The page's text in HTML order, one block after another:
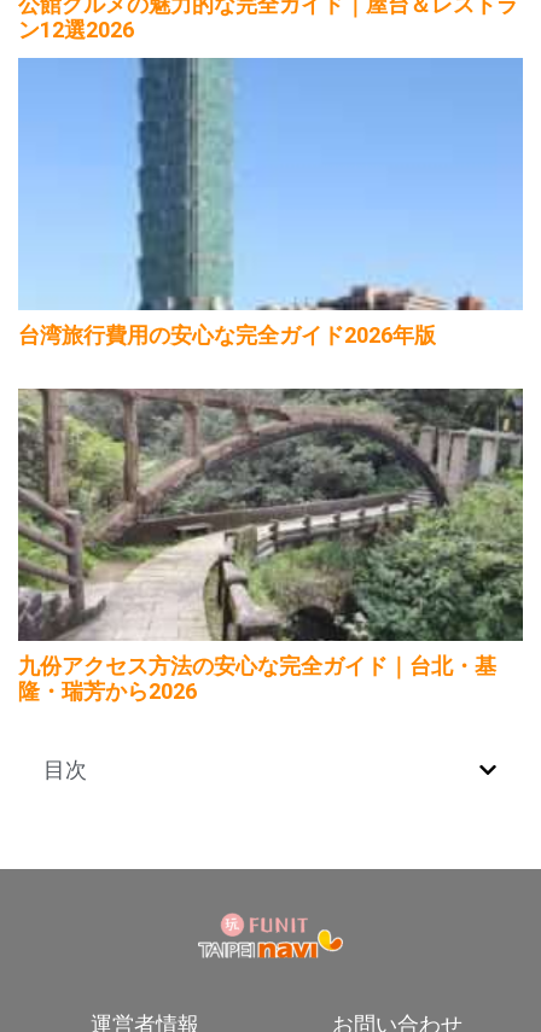
ン12選2026
台湾旅行費用の安心な完全ガイド2026年版
九份アクセス方法の安心な完全ガイド｜台北・基
隆・瑞芳から2026
目次
運営者情報 お問い合わせ